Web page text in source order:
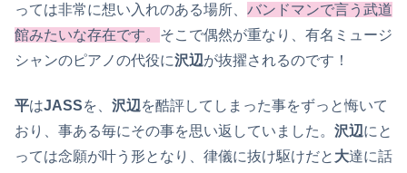
っては非常に想い入れのある場所、 バンドマンで言う武道
館みたいな存在です。 そこで偶然が重なり、有名ミュージ
シャンのピアノの代役に沢辺が抜擢されるのです！
平はJASSを、 沢辺を酷評してしまった事をずっと悔いて
おり、事ある毎にその事を思い返していました。 沢辺にと
っては念願が叶う形となり、律儀に抜け駆けだと 大達に話